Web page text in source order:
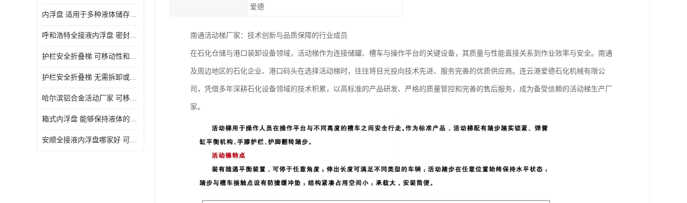
内浮盘 适用于多种液体储存和运输 能够降低运输成本和维护成本
呼和浩特全接液内浮盘 密封性能好 有效保护液体质量
护栏安全折叠梯 可移动性和安全性较高 占用空间小
护栏安全折叠梯 无需拆卸或重新安装 占用空间小
哈尔滨铝合金活动厂家 可移动性和安全性较高 占用空间小
箱式内浮盘 能够保持液体的密闭状态 适用于多种液体储存和运输
安顺全接液内浮盘哪家好 可以自动上下浮动 密封性能好
爱德
南通活动梯厂家：技术创新与品质保障的行业成员
在石化仓储与港口装卸设备领域，活动梯作为连接储罐、槽车与操作平台的关键设备，其质量与性能直接关系到作业效率与安全。南通
及周边地区的石化企业、港口码头在选择活动梯时，往往将目光投向技术先进、服务完善的优质供应商。连云港爱德石化机械有限公
司，凭借多年深耕石化设备领域的技术积累，以高标准的产品研发、严格的质量管控和完善的售后服务，成为备受信赖的活动梯生产厂
家。